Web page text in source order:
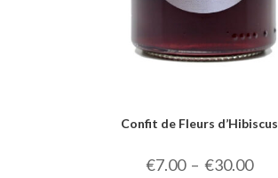
Confit de Fleurs d’Hibiscus
€7.00 – €30.00